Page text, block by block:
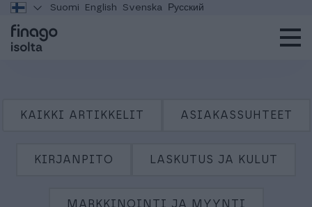
Suomi English Svenska Русский
KAIKKI ARTIKKELIT ASIAKASSUHTEET
KIRJANPITO LASKUTUS JA KULUT
MARKKINOINTI JA MYYNTI